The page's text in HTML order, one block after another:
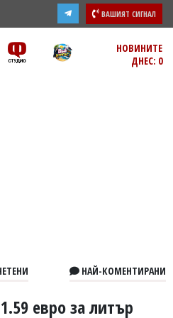
ВАШИЯТ СИГНАЛ
НОВИНИТЕ
ДНЕС: 0
НАЙ-КОМЕНТИРАНИ
евро за литър